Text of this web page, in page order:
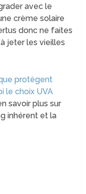
avec le
crème solaire
donc ne faites
jeter les vieilles
protègent
le choix UVA
savoir plus sur
inhérent et la